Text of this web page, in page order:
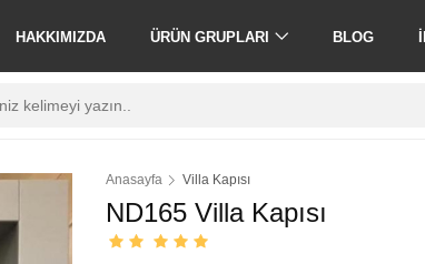
HAKKIMIZDA ÜRÜN GRUPLARI BLOG
Anasayfa Villa Kapısı
ND165 Villa Kapısı